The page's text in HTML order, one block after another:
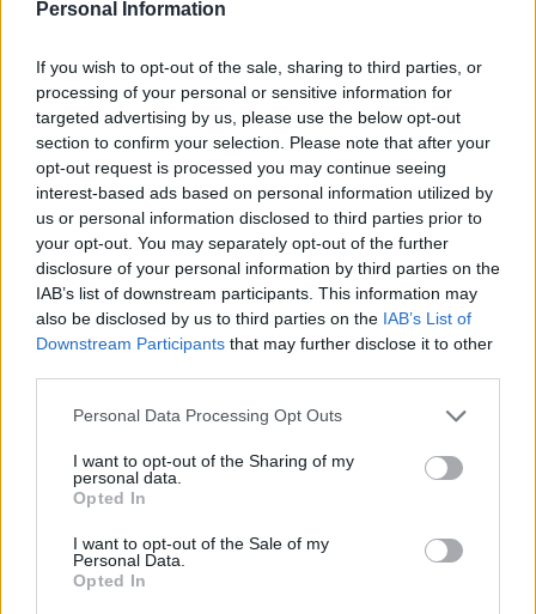
Personal Information
If you wish to opt-out of the sale, sharing to third parties, or
processing of your personal or sensitive information for
targeted advertising by us, please use the below opt-out
section to confirm your selection. Please note that after your
opt-out request is processed you may continue seeing
interest-based ads based on personal information utilized by
us or personal information disclosed to third parties prior to
your opt-out. You may separately opt-out of the further
disclosure of your personal information by third parties on the
IAB’s list of downstream participants. This information may
also be disclosed by us to third parties on the IAB’s List of
Downstream Participants that may further disclose it to other
Please note that this website/app uses one or more Google
not limited to your visit or usage behaviour. You may click to
grant or deny consent to Google and its third-party tags to
use your data for below specified purposes in below Google
consent section.
Personal Data Processing Opt Outs
I want to opt-out of the Sharing of my
personal data.
Opted In
I want to opt-out of the Sale of my
Personal Data.
Opted In
Barcelona e Sevilla FC.